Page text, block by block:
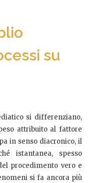
su
si differenziano,
attribuito al fattore
in senso diacronico, il
istantanea, spesso
procedimento vero e
si fa ancora più